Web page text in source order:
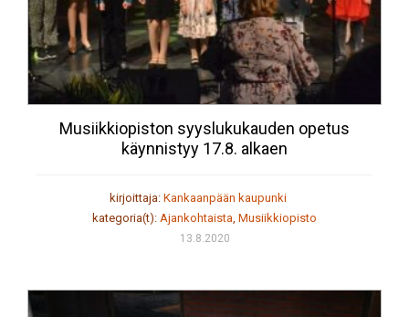
Musiikkiopiston syyslukukauden opetus
käynnistyy 17.8. alkaen
kirjoittaja: Kankaanpään kaupunki
kategoria(t): Ajankohtaista, Musiikkiopisto
13.8.2020